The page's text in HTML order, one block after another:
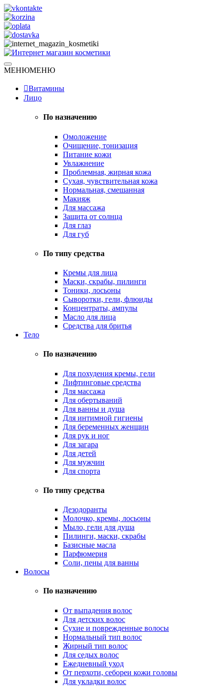
Skip
to
content
Интернет магазин косметики
Натуральная косметика
МЕНЮМЕНЮ
Витамины
Лицо
По назначению
Омоложение
Очищение, тонизация
Питание кожи
Увлажнение
Проблемная, жирная кожа
Сухая, чувствительная кожа
Нормальная, смешанная
Макияж
Для массажа
Защита от солнца
Для глаз
Для губ
По типу средства
Кремы для лица
Маски, скрабы, пилинги
Тоники, лосьоны
Сыворотки, гели, флюиды
Концентраты, ампулы
Масло для лица
Средства для бритья
Тело
По назначению
Для похудения кремы, гели
Лифтинговые средства
Для массажа
Для обертываний
Для ванны и душа
Для интимной гигиены
Для беременных женщин
Для рук и ног
Для загара
Для детей
Для мужчин
Для спорта
По типу средства
Дезодоранты
Молочко, кремы, лосьоны
Мыло, гели для душа
Пилинги, маски, скрабы
Базисные масла
Парфюмерия
Соли, пены для ванны
Волосы
По назначению
От выпадения волос
Для детских волос
Сухие и поврежденные волосы
Нормальный тип волос
Жирный тип волос
Для седых волос
Ежедневный уход
От перхоти, себореи кожи головы
Для укладки волос